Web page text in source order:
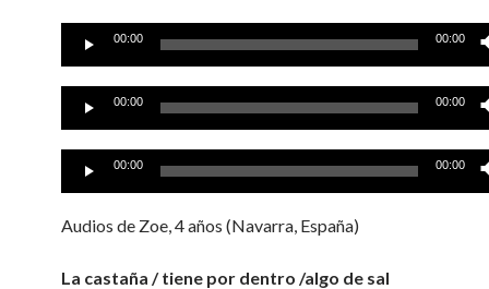
Reproductor
audio
00:00 00:00
Reproductor
audio
00:00 00:00
Reproductor
00:00 00:00
Audios de Zoe, 4 años (Navarra, España)
La castaña /tiene por dentro /algo de sal